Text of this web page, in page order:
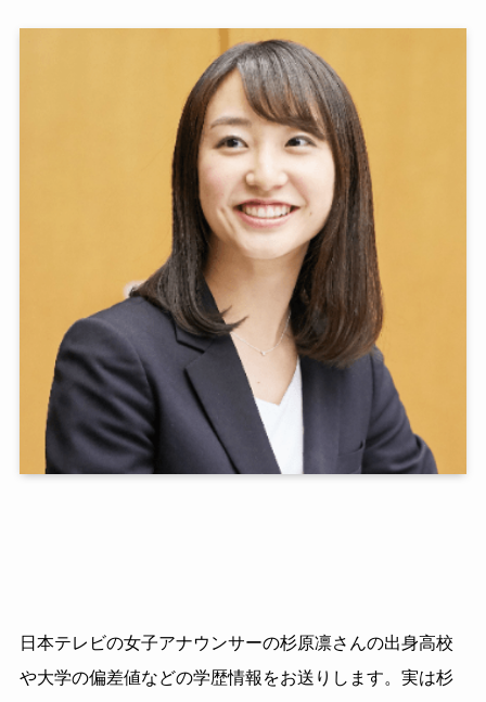
日本テレビの女子アナウンサーの杉原凛さんの出身高校
や大学の偏差値などの学歴情報をお送りします。実は杉